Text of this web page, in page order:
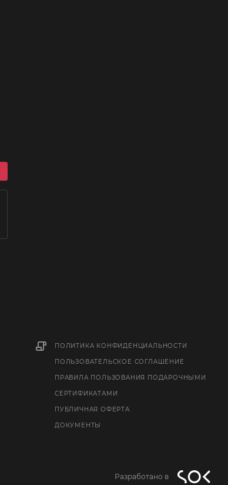
ПОЛИТИКА КОНФИДЕНЦИАЛЬНОСТИ
ПОЛЬЗОВАТЕЛЬСКОЕ СОГЛАШЕНИЕ
ПРАВИЛА ПОЛЬЗОВАНИЯ ПОДАРОЧНЫМИ
СЕРТИФИКАТАМИ
ПУБЛИЧНАЯ ОФЕРТА
ДОКУМЕНТЫ
Разработано в